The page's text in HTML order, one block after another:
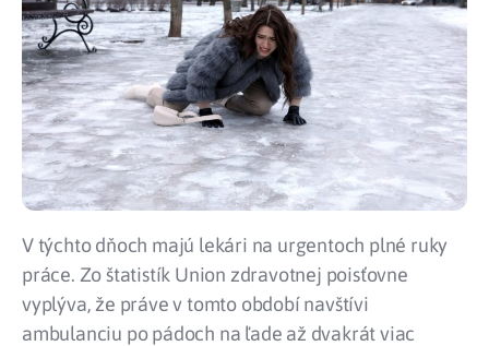
V týchto dňoch majú lekári na urgentoch plné ruky
práce. Zo štatistík Union zdravotnej poisťovne
vyplýva, že práve v tomto období navštívi
ambulanciu po pádoch na ľade až dvakrát viac